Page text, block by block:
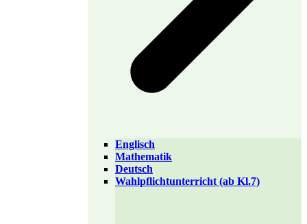
Englisch
Mathematik
Deutsch
Wahlpflichtunterricht (ab Kl.7)